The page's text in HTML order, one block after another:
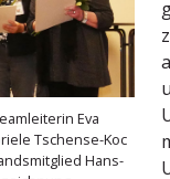
Eva
Tschense-Koc
Hans-